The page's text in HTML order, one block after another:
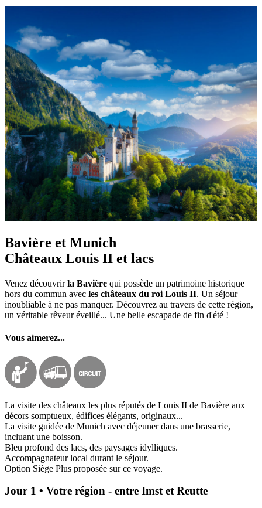
Bavière et Munich
Châteaux Louis II et lacs
Venez découvrirla Bavière qui possède un patrimoine historique
hors du commun avec les châteaux du roi Louis II. Un séjour
inoubliable à ne pas manquer. Découvrez au travers de cette région,
un véritable rêveur éveillé... Une belle escapade de fin d'été !
Vous aimerez...
La visite des châteaux les plus réputés de Louis II de Bavière aux
décors somptueux, édifices élégants, originaux...
La visite guidée de Munich avec déjeuner dans une brasserie,
incluant une boisson.
Bleu profond des lacs, des paysages idylliques.
Accompagnateur local durant le séjour.
Option Siège Plus proposée sur ce voyage.
Jour 1 • Votre région - entre Imst et Reutte